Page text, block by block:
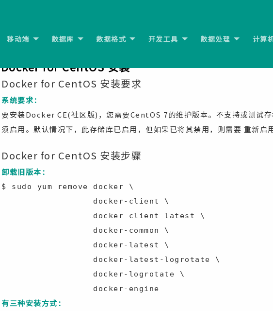
移动端 数据库 数据格式 开发工具 数据处理 计算
Docker for CentOS 安装
Docker for CentOS 安装要求
系统要求：
要安装Docker CE(社区版)，您需要CentOS 7的维护版本。不支持或测试
须启用。默认情况下，此存储库已启用，但如果已将其禁用，则需要 重新启用
Docker for CentOS 安装步骤
卸载旧版本：
$ sudo yum remove docker \
                  docker-engine
有三种安装方式：